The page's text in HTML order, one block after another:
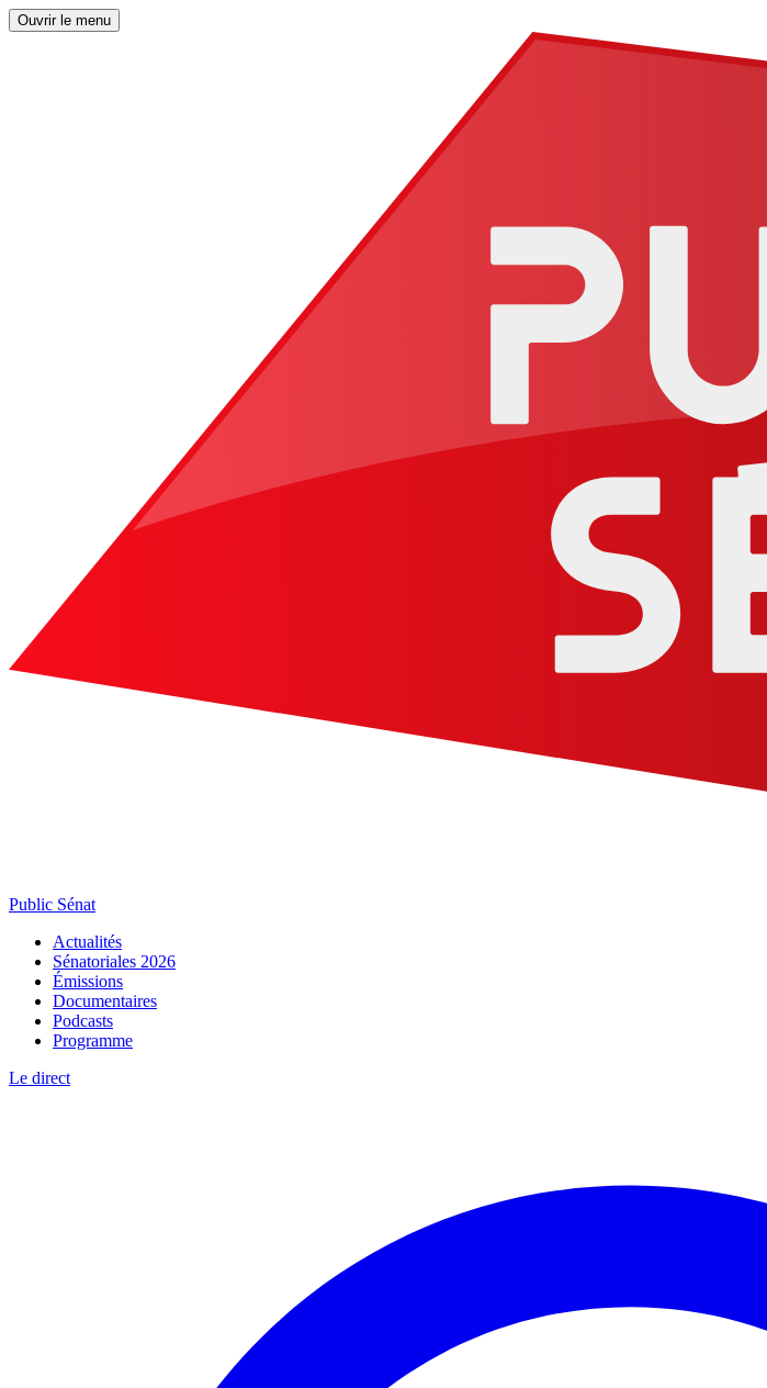
Ouvrir le menu
Public Sénat
Actualités
Sénatoriales 2026
Émissions
Documentaires
Podcasts
Programme
Le direct